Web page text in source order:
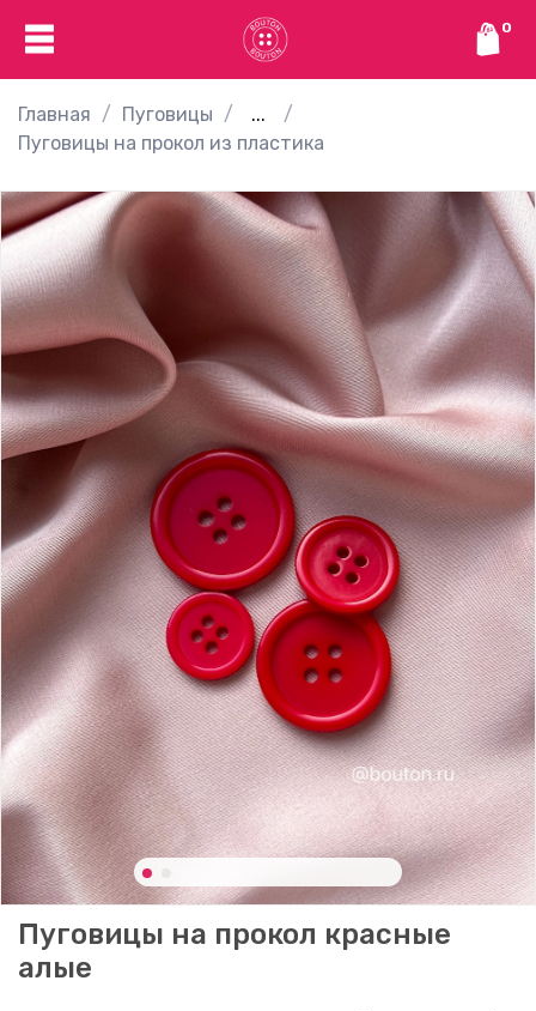
0
Главная Пуговицы
...
Пуговицы на прокол из пластика
Пуговицы на прокол красные
алые